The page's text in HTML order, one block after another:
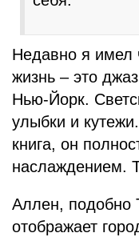
Недавно я имел
жизнь – это
Нью-Йорк.
улыбки и
книга, он
наслаждением.
Аллен, подобно
отображает